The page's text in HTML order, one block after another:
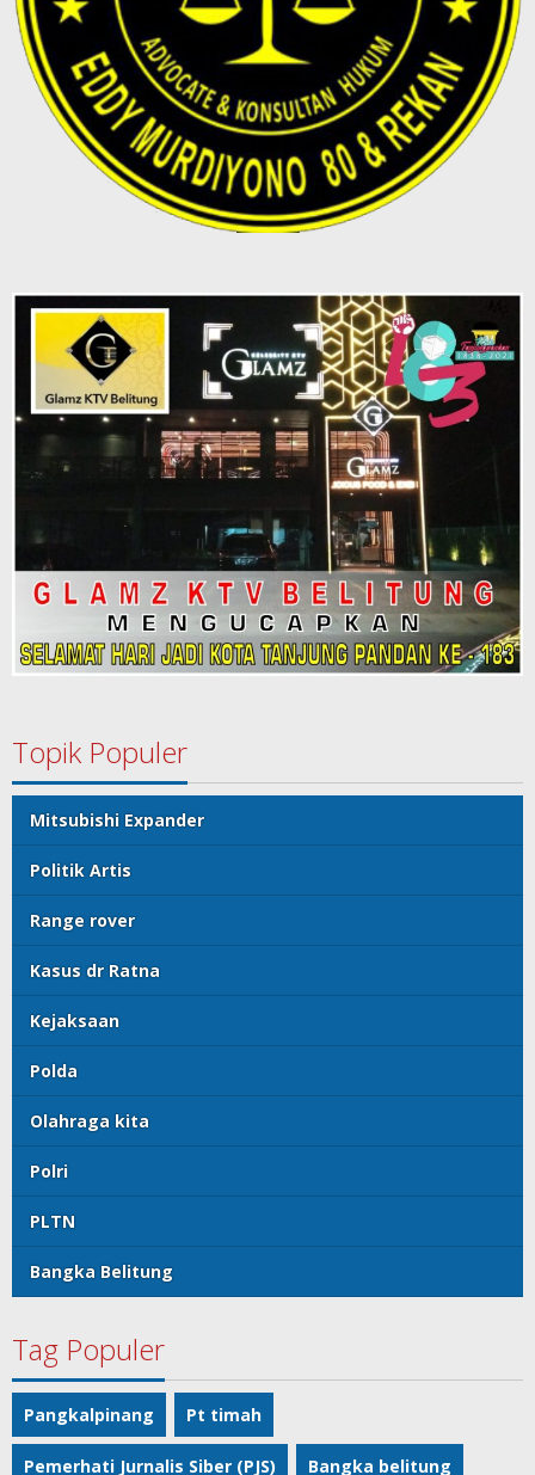
Topik Populer
Mitsubishi Expander
Politik Artis
Range rover
Kasus dr Ratna
Kejaksaan
Polda
Olahraga kita
Polri
PLTN
Bangka Belitung
Tag Populer
Pangkalpinang Pt timah
Pemerhati Jurnalis Siber (PJS) Bangka belitung